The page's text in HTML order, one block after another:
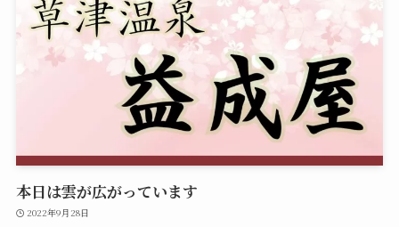
本日は雲が広がっています
2022年9月28日